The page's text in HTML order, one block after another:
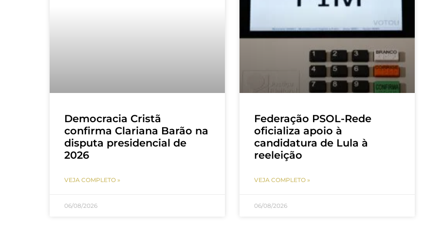
Democracia Cristã
confirma Clariana Barão na
disputa presidencial de
2026
VEJA COMPLETO »
06/08/2026
Federação PSOL-Rede
oficializa apoio à
candidatura de Lula à
reeleição
VEJA COMPLETO »
06/08/2026